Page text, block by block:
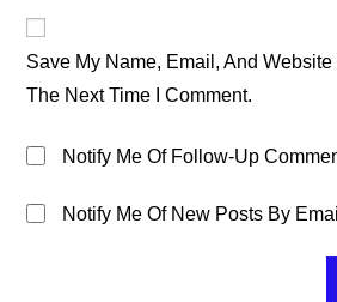
URL
(optional)
Save My Name, Email, And
The Next Time I Comment.
Notify Me Of Follow-Up
Notify Me Of New Posts By